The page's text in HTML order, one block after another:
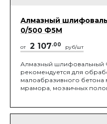
Алмазный
0/500 Ф5М
от 2 107.00 руб/шт
Алмазный шлифовальный
рекомендуется для
малоабразивного бетона
мрамора, мозаичных